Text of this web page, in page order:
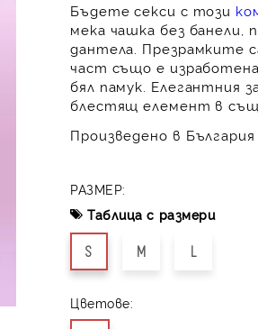
Бъдете секси с този
мека чашка без банели,
дантела. Презрамките
част също е
бял памук. Елегантния
блестящ елемент в
Произведено в
РАЗМЕР:
Таблица с размери
S M L
Цветове: